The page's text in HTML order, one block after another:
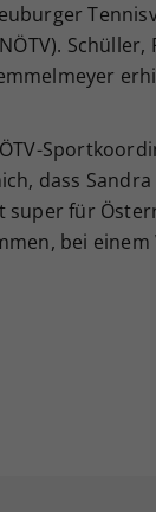
Schüller,
dass
super für
bei einem